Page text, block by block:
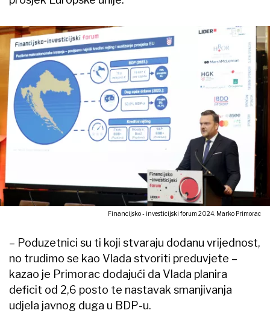
Financijsko - investicijski forum 2024. Marko Primorac
– Poduzetnici su ti koji stvaraju dodanu vrijednost,
no trudimo se kao Vlada stvoriti preduvjete –
kazao je Primorac dodajući da Vlada planira
deficit od 2,6 posto te nastavak smanjivanja
udjela javnog duga u BDP-u.